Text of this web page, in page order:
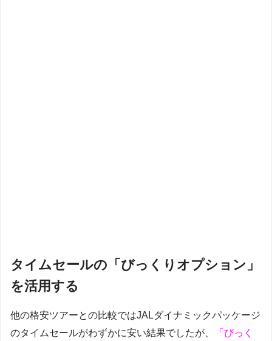
タイムセールの「びっくりオプション」
を活用する
他の格安ツアーとの比較ではJALダイナミックパッケージ
のタイムセールがわずかに安い結果でしたが、
「びっく